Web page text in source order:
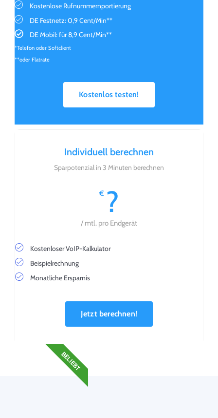
Kostenlose Rufnummernportierung
DE Festnetz: 0,9 Cent/Min**
DE Mobil: für 8,9 Cent/Min**
*Telefon oder Softclient
**oder Flatrate
Kostenlos testen!
Individuell berechnen
Sparpotenzial in 3 Minuten berechnen
€ ?
/ mtl. pro Endgerät
Kostenloser VoIP-Kalkulator
Beispielrechnung
Monatliche Ersparnis
Jetzt berechnen!
BELIEBT